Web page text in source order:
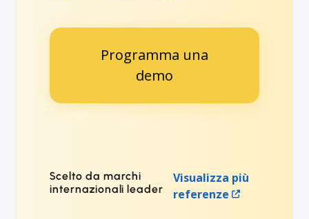
Programma una
demo
Scelto da marchi
internazionali leader
Visualizza più
referenze